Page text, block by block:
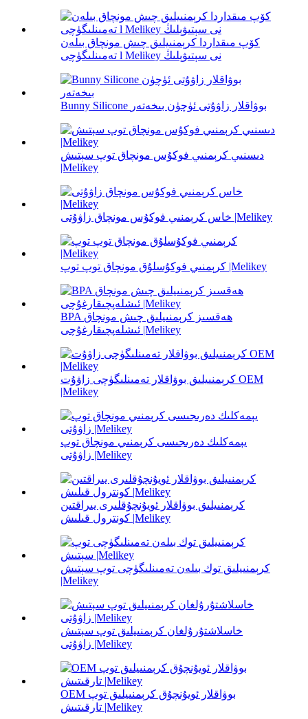
كۆپ مىقداردا كرېمنىيلىق چىش مونچاق بىلەن
تەمىنلىگۈچى l Melikey نى سېتىۋېلىڭ
Bunny Silicone بوۋاقلار زاۋۇتى ئۈچۈن بىخەتەر
دىسنىي كرېمنىي فوكۇس مونچاق توپ سېتىش
|Melikey
خاس كرېمنىي فوكۇس مونچاق زاۋۇتى |Melikey
كرېمنىي فوكۇسلۇق مونچاق توپ توپ |Melikey
BPA ھەقسىز كرېمنىيلىق چىش مونچاق
ئىشلەپچىقارغۇچى |Melikey
كرېمنىيلىق بوۋاقلار تەمىنلىگۈچى زاۋۇت OEM
|Melikey
يېمەكلىك دەرىجىسى كرېمنىي مونچاق توپ
زاۋۇتى |Melikey
كرېمنىيلىق بوۋاقلار ئويۇنچۇقلىرى يىراقتىن
كونترول قىلىش |Melikey
كرېمنىيلىق توك بىلەن تەمىنلىگۈچى توپ سېتىش
|Melikey
خاسلاشتۇرۇلغان كرېمنىيلىق توپ سېتىش
زاۋۇتى |Melikey
OEM بوۋاقلار ئويۇنچۇق كرېمنىيلىق توپ
تارقىتىش |Melikey